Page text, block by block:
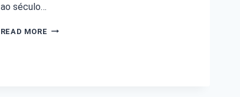
ao século…
READ MORE